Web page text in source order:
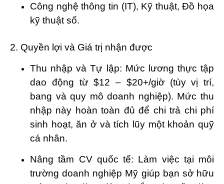
Công nghệ thông tin (IT), Kỹ thuật, Đồ họa
kỹ thuật số.
2. Quyền lợi và Giá trị nhận được
Thu nhập và Tự lập: Mức lương thực tập
dao động từ $12 – $20+/giờ (tùy vị trí,
bang và quy mô doanh nghiệp). Mức thu
nhập này hoàn toàn đủ để chi trả chi phí
sinh hoạt, ăn ở và tích lũy một khoản quỹ
cá nhân.
Nâng tầm CV quốc tế: Làm việc tại môi
trường doanh nghiệp Mỹ giúp bạn sở hữu